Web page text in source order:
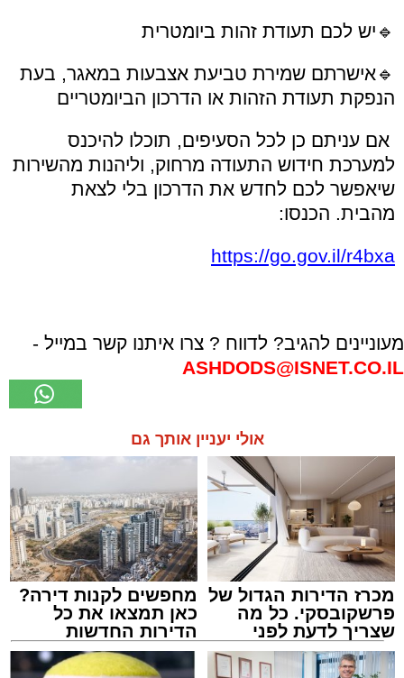
🔹 יש לכם תעודת זהות ביומטרית
🔹אישרתם שמירת טביעת אצבעות במאגר, בעת
הנפקת תעודת הזהות או הדרכון הביומטריים
אם עניתם כן לכל הסעיפים, תוכלו להיכנס
למערכת חידוש התעודה מרחוק, וליהנות מהשירות
שיאפשר לכם לחדש את הדרכון בלי לצאת
מהבית. הכנסו:
https://go.gov.il/r4bxa
מעוניינים להגיב? לדווח ? צרו איתנו קשר במייל -
ASHDODS@ISNET.CO.IL
אולי יעניין אותך גם
מכרז הדירות הגדול של
פרשקובסקי. כל מה
שצריך לדעת לפני
שמגישים הצעה לדירה
באשדוד
מחפשים לקנות דירה?
כאן תמצאו את כל
הדירות החדשות
למכירה באשדוד >>>